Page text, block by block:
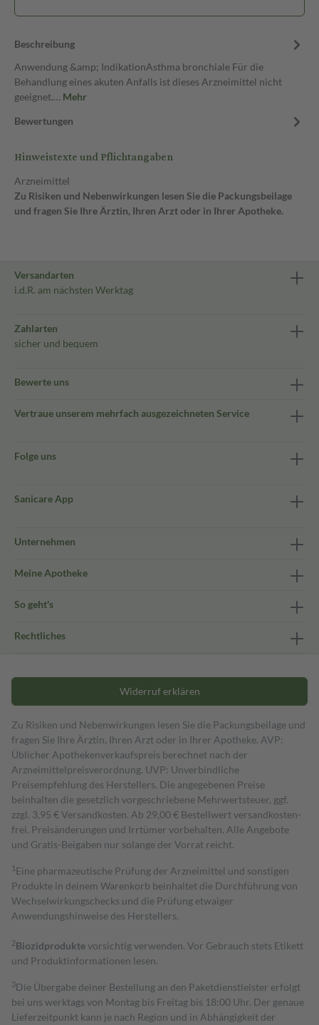
Beschreibung
Anwendung &amp; IndikationAsthma bronchiale Für die
Behandlung eines akuten Anfalls ist dieses Arzneimittel nicht
geeignet.… Mehr
Bewertungen
Hinweistexte und Pflichtangaben
Arzneimittel
Zu Risiken und Nebenwirkungen lesen Sie die Packungsbeilage
und fragen Sie Ihre Ärztin, Ihren Arzt oder in Ihrer Apotheke.
Versandarten
i.d.R. am nächsten Werktag
Zahlarten
sicher und bequem
Bewerte uns
Vertraue unserem mehrfach ausgezeichneten Service
Folge uns
Sanicare App
Unternehmen
Meine Apotheke
So geht's
Rechtliches
Widerruf erklären
Zu Risiken und Nebenwirkungen lesen Sie die Packungsbeilage und
fragen Sie Ihre Ärztin, Ihren Arzt oder in Ihrer Apotheke. AVP:
Üblicher Apothekenverkaufspreis berechnet nach der
Arzneimittelpreisverordnung. UVP: Unverbindliche
Preisempfehlung des Herstellers. Die angegebenen Preise
beinhalten die gesetzlich vorgeschriebene Mehrwertsteuer, ggf.
zzgl. 3,95 € Versandkosten. Ab 29,00 € Bestell­wert versand­kosten­
frei. Preisänderungen und Irrtümer vorbehalten. Alle Angebote
und Gratis-Beigaben nur solange der Vorrat reicht.
1 Eine pharmazeutische Prüfung der Arzneimittel und sonstigen
Produkte in deinem Warenkorb beinhaltet die Durchführung von
Wechselwirkungschecks und die Prüfung etwaiger
Anwendungshinweise des Herstellers.
2Biozidproduktevorsichtig verwenden. Vor Gebrauch stets Etikett
und Produktinformationen lesen.
3Die Übergabe deiner Bestellung an den Paketdienstleister erfolgt
bei uns werktags von Montag bis Freitag bis 18:00 Uhr. Der genaue
Lieferzeitpunkt kann je nach Region und in Abhängigkeit der